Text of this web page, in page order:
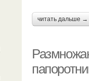
читать дальше →